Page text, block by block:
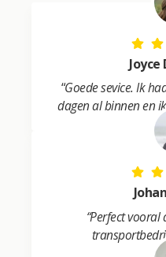
Joyce
“Goede sevice. Ik
dagen al binnen en
“Perfect vooral